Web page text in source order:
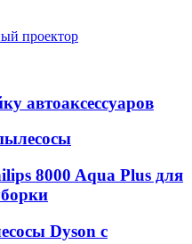
проектор
автоаксессуаров
8000 Aqua Plus для
Dyson с